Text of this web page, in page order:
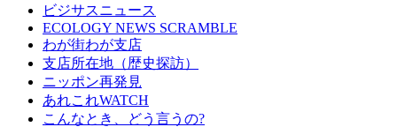
ビジサスニュース
ECOLOGY NEWS SCRAMBLE
わが街わが支店
支店所在地（歴史探訪）
ニッポン再発見
あれこれWATCH
こんなとき、どう言うの?